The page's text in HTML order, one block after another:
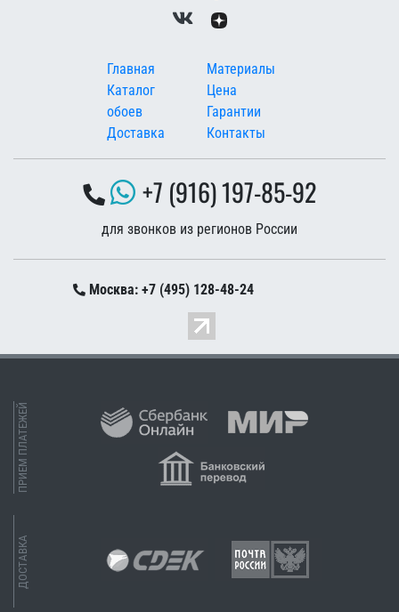
Меню в подвале
Главная
Каталог
обоев
Доставка
Материалы
Цена
Гарантии
Контакты
+7 (916) 197-85-92
для звонков из регионов России
Москва: +7 (495) 128-48-24
ПРИЕМ ПЛАТЕЖЕЙ
ДОСТАВКА